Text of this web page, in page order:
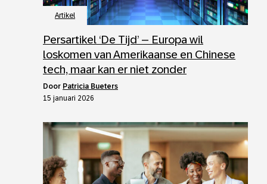
Artikel
Persartikel ‘De Tijd’ – Europa wil
loskomen van Amerikaanse en Chinese
tech, maar kan er niet zonder
door Patricia Bueters
15 januari 2026